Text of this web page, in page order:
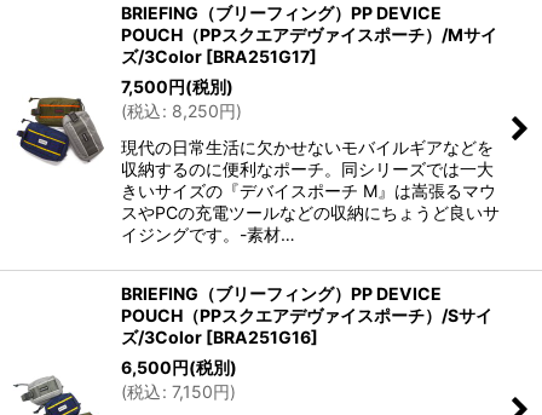
BRIEFING（ブリーフィング）PP DEVICE
POUCH（PPスクエアデヴァイスポーチ）/Mサイ
ズ/3Color [BRA251G17]
7,500円(税別)
(税込: 8,250円)
現代の日常生活に欠かせないモバイルギアなどを
収納するのに便利なポーチ。同シリーズでは一大
きいサイズの『デバイスポーチ M』は嵩張るマウ
スやPCの充電ツールなどの収納にちょうど良いサ
イジングです。-素材…
BRIEFING（ブリーフィング）PP DEVICE
POUCH（PPスクエアデヴァイスポーチ）/Sサイ
ズ/3Color [BRA251G16]
6,500円(税別)
(税込: 7,150円)